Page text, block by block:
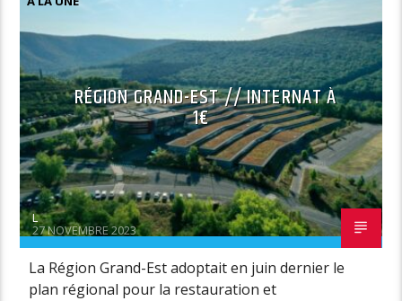
RÉGION GRAND-EST // INTERNAT À
1€
L
27 NOVEMBRE 2023
La Région Grand-Est adoptait en juin dernier le
plan régional pour la restauration et